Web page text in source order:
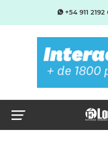
+54 911 2192